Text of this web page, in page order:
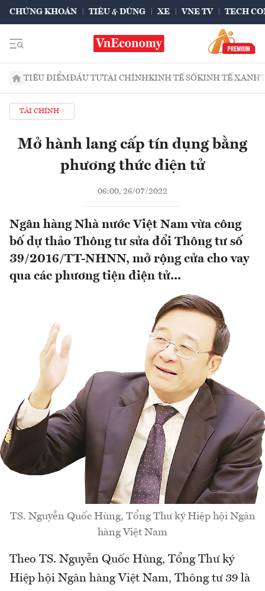
CHỨNG KHOÁN TIÊU & DÙNG XE VNE TV TECH
TIÊU ĐIỂMĐẦU TƯTÀI CHÍNHKINH TẾ SỐKINH TẾ XANH
TÀI CHÍNH
Mở hành lang cấp tín dụng bằng
phương thức điện tử
06:00, 26/07/2022
Ngân hàng Nhà nước Việt Nam vừa công
bố dự thảo Thông tư sửa đổi Thông tư số
39/2016/TT-NHNN, mở rộng cửa cho vay
qua các phương tiện điện tử...
TS. Nguyễn Quốc Hùng, Tổng Thư ký Hiệp hội Ngân
hàng Việt Nam
Theo TS. Nguyễn Quốc Hùng, Tổng Thư ký
Hiệp hội Ngân hàng Việt Nam, Thông tư 39 là